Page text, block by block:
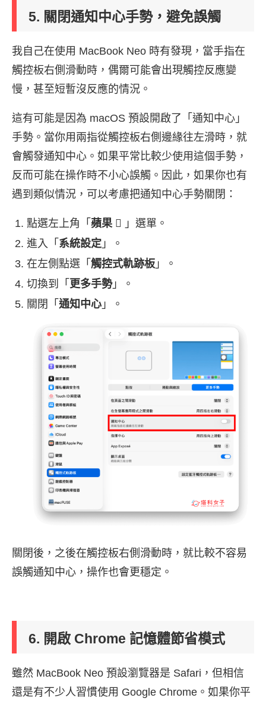
5. 關閉通知中心手勢，避免誤觸
我自己在使用 MacBook Neo 時有發現，當手指在
觸控板右側滑動時，偶爾可能會出現觸控反應變
慢，甚至短暫沒反應的情況。
這有可能是因為 macOS 預設開啟了「通知中心」
手勢。當你用兩指從觸控板右側邊緣往左滑時，就
會觸發通知中心。如果平常比較少使用這個手勢，
反而可能在操作時不小心誤觸。因此，如果你也有
遇到類似情況，可以考慮把通知中心手勢關閉：
點選左上角「 蘋果  」選單。
進入「 系統設定 」。
在左側點選「 觸控式軌跡板 」。
切換到「 更多手勢」。
關閉「 通知中心 」。
關閉後，之後在觸控板右側滑動時，就比較不容易
誤觸通知中心，操作也會更穩定。
6. 開啟 Chrome 記憶體節省模式
雖然 MacBook Neo 預設瀏覽器是 Safari，但相信
還是有不少人習慣使用 Google Chrome。如果你平